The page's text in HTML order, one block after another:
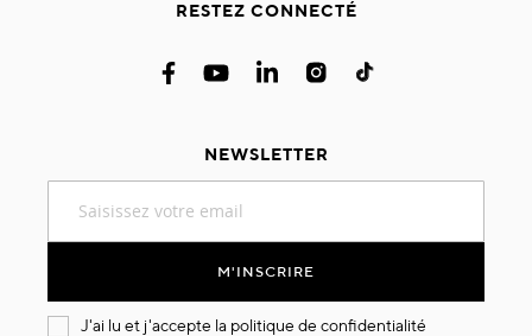
RESTEZ CONNECTÉ
NEWSLETTER
notre
M'INSCRIRE
J'ai lu et j'accepte la politique de confidentialité